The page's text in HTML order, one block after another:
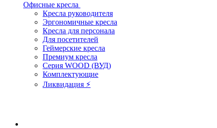
Офисные кресла
Кресла руководителя
Эргономичные кресла
Кресла для персонала
Для посетителей
Геймерские кресла
Премиум кресла
Серия WOOD (ВУД)
Комплектующие
Ликвидация ⚡